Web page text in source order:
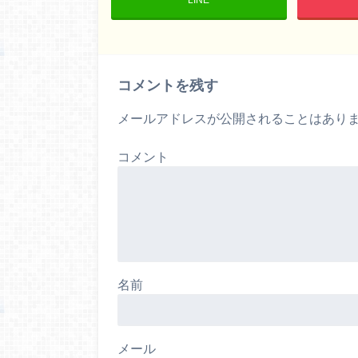
コメントを残す
メールアドレスが公開されることはあり
コメント
名前
メール